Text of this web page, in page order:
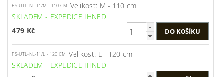
PS-UTL-NL-11/M - 110 CM
Velikost: M - 110 cm
SKLADEM - EXPEDICE IHNED
479 Kč
PS-UTL-NL-11/L - 120 CM
Velikost: L - 120 cm
SKLADEM - EXPEDICE IHNED